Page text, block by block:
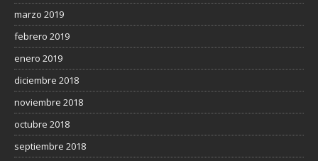
marzo 2019
febrero 2019
enero 2019
diciembre 2018
noviembre 2018
octubre 2018
septiembre 2018